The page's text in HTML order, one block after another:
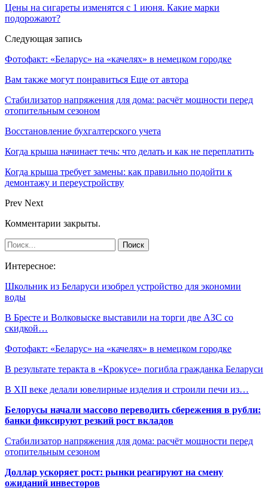
Цены на сигареты изменятся с 1 июня. Какие марки
подорожают?
Следующая запись
Фотофакт: «Беларус» на «качелях» в немецком городке
Вам также могут понравиться Еще от автора
Стабилизатор напряжения для дома: расчёт мощности перед
отопительным сезоном
Восстановление бухгалтерского учета
Когда крыша начинает течь: что делать и как не переплатить
Когда крыша требует замены: как правильно подойти к
демонтажу и переустройству
Prev Next
Комментарии закрыты.
Интересное:
Школьник из Беларуси изобрел устройство для экономии
воды
В Бресте и Волковыске выставили на торги две АЗС со
скидкой…
Фотофакт: «Беларус» на «качелях» в немецком городке
В результате теракта в «Крокусе» погибла гражданка Беларуси
В XII веке делали ювелирные изделия и строили печи из…
Белорусы начали массово переводить сбережения в рубли:
банки фиксируют резкий рост вкладов
Стабилизатор напряжения для дома: расчёт мощности перед
отопительным сезоном
Доллар ускоряет рост: рынки реагируют на смену
ожиданий инвесторов